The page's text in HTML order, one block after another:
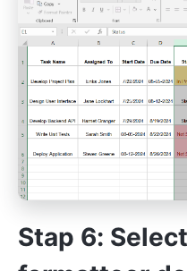
Stap 6: